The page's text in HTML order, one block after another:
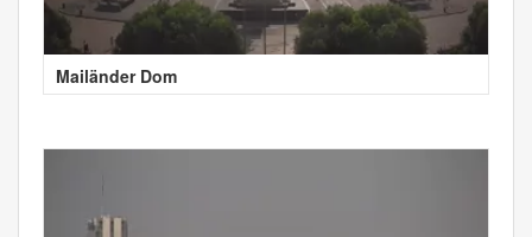
Mailänder Dom